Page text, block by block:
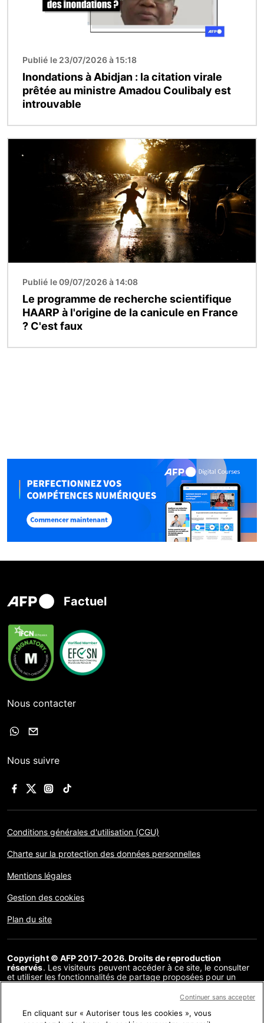
Publié le 23/07/2026 à 15:18
Inondations à Abidjan : la citation virale
prêtée au ministre Amadou Coulibaly est
introuvable
Publié le 09/07/2026 à 14:08
Le programme de recherche scientifique
HAARP à l'origine de la canicule en France
? C'est faux
Factuel
Nous contacter
Nous suivre
Conditions générales d'utilisation (CGU)
Charte sur la protection des données personnelles
Mentions légales
Gestion des cookies
Plan du site
Copyright © AFP 2017-2026. Droits de reproduction
réservés. Les visiteurs peuvent accéder à ce site, le consulter
et utiliser les fonctionnalités de partage proposées pour un
communication au public, distribution de tout ou partie du
soit, sans licence spécifique signée avec l’AFP, est interdite. Les
En cliquant sur « Autoriser tous les cookies », vous
Continuer sans accepter